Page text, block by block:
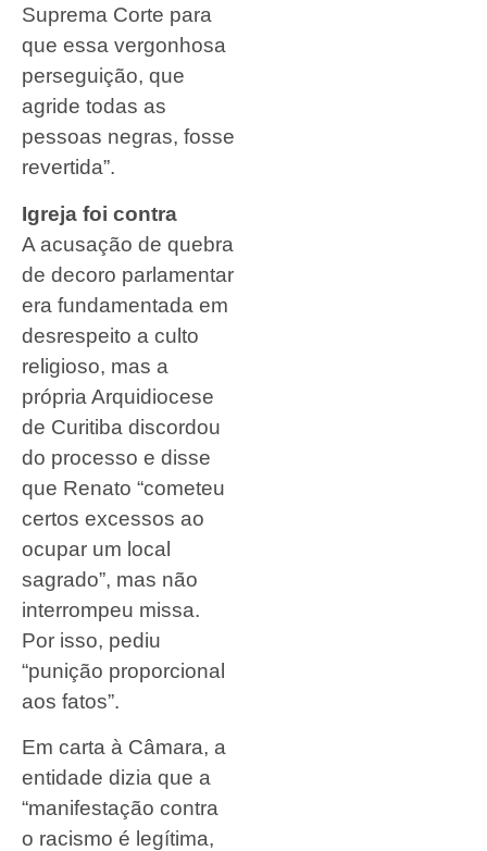
Suprema Corte para
que essa vergonhosa
perseguição, que
agride todas as
pessoas negras, fosse
revertida”.
Igreja foi contra
A acusação de quebra
de decoro parlamentar
era fundamentada em
desrespeito a culto
religioso, mas a
própria Arquidiocese
de Curitiba discordou
do processo e disse
que Renato “cometeu
certos excessos ao
ocupar um local
sagrado”, mas não
interrompeu missa.
Por isso, pediu
“punição proporcional
aos fatos”.
Em carta à Câmara, a
entidade dizia que a
“manifestação contra
o racismo é legítima,